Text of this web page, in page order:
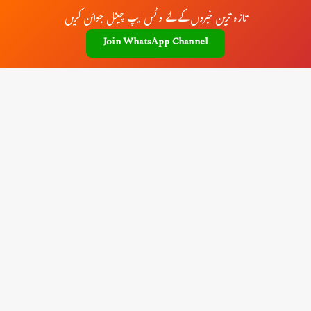
تازہ ترین خبروں کے لئے واٹس ایپ چینل جوائن کریں
Join WhatsApp Channel